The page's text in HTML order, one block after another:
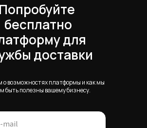
Попробуйте
бесплатно
для
доставки
о возможностях платформы и как мы
быть полезны вашему бизнесу.